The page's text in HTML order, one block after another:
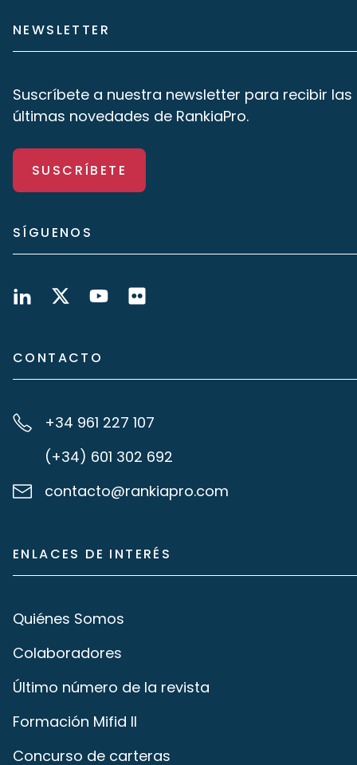
NEWSLETTER
Suscríbete a nuestra newsletter para recibir las
últimas novedades de RankiaPro.
SUSCRÍBETE
SÍGUENOS
CONTACTO
+34 961 227 107
(+34) 601 302 692
contacto@rankiapro.com
ENLACES DE INTERÉS
Quiénes Somos
Colaboradores
Último número de la revista
Formación Mifid II
Concurso de carteras